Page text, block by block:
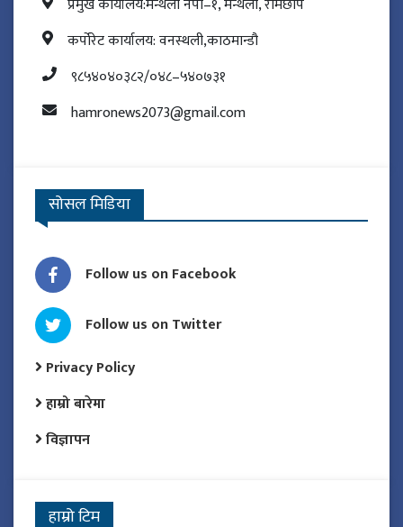
प्रमुख कार्यालय:मन्थली नपा–१, मन्थली, रामेछाप
कर्पोरेट कार्यालय: वनस्थली,काठमान्डौ
९८५४०४०३८२/०४८–५४०७३१
hamronews2073@gmail.com
सोसल मिडिया
Follow us on Facebook
Follow us on Twitter
Privacy Policy
हाम्रो बारेमा
विज्ञापन
हाम्रो टिम